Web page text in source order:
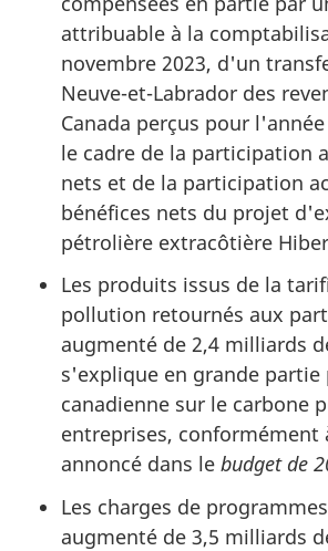
attribuable à la
novembre 2023, d'un
Neuve-et-Labrador des
Canada perçus pour
le cadre de la participation
nets et de la participation
bénéfices nets du projet
pétrolière extracôtière
Les produits issus de la
pollution retournés aux
augmenté de 2,4 milliards
s'explique en grande partie
canadienne sur le carbone
entreprises, conformément
annoncé dans le budget de
Les charges de
augmenté de 3,5 milliards